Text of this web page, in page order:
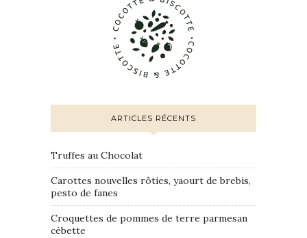
ARTICLES RÉCENTS
Truffes au Chocolat
Carottes nouvelles rôties, yaourt de brebis,
pesto de fanes
Croquettes de pommes de terre parmesan
cébette